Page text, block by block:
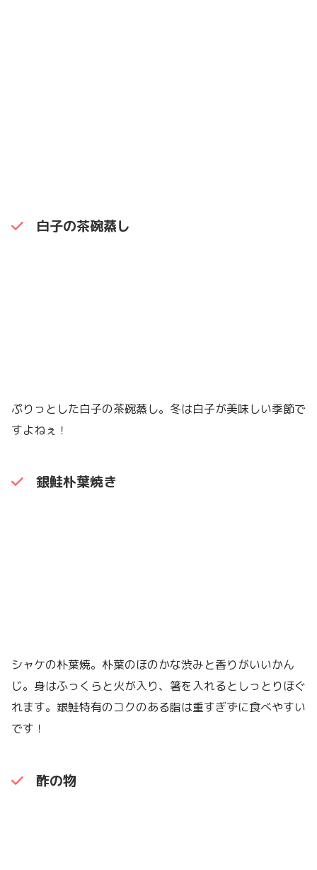
白子の茶碗蒸し
ぷりっとした白子の茶碗蒸し。冬は白子が美味しい季節で
すよねぇ！
銀鮭朴葉焼き
シャケの朴葉焼。朴葉のほのかな渋みと香りがいいかん
じ。身はふっくらと火が入り、箸を入れるとしっとりほぐ
れます。銀鮭特有のコクのある脂は重すぎずに食べやすい
です！
酢の物